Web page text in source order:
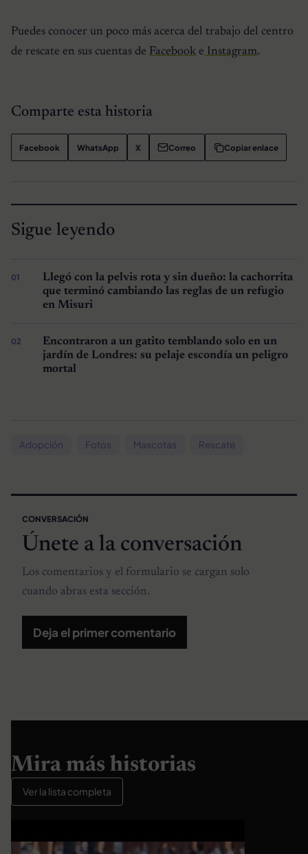
Puedes conocer un poco más acerca del trabajo del centro
de rescate en sus cuentas de Facebook e Instagram.
Comparte esta historia
Facebook WhatsApp X Correo Copiar enlace
Sigue leyendo
Llegó con la pelvis rota y sin dueño: la cachorrita
que terminó cambiando las reglas de un refugio
en Misuri
Encontraron a un gatito temblando solo en un
jardín de Londres: su pelaje escondía un peligro
mortal
Adopción Fotos Mascotas Rescate
CONVERSACIÓN
Únete a la conversación
Los comentarios y el formulario se cargan solo
cuando abras esta sección.
Deja el primer comentario
Mira más historias
Ver la lista completa